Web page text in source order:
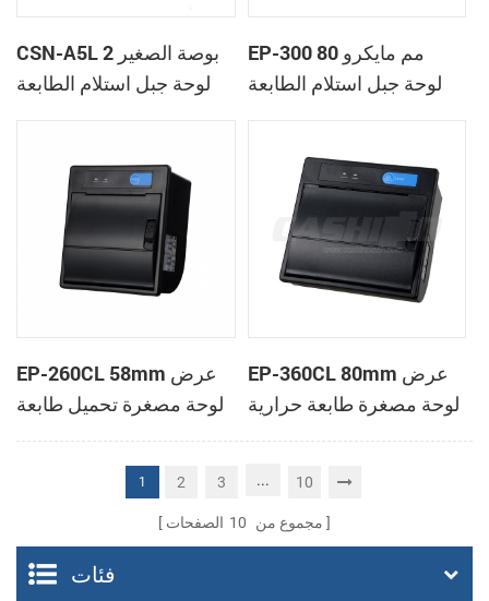
CSN-A5L 2 بوصة الصغير
لوحة جبل استلام الطابعة
EP-300 80 مم مايكرو
لوحة جبل استلام الطابعة
EP-260CL 58mm عرض
لوحة مصغرة تحميل طابعة
حرارية مع لصناعة
السيارات في القاطع
EP-360CL 80mm عرض
لوحة مصغرة طابعة حرارية
مع لصناعة السيارات في
1 2 3 ... 10
مجموع من 10 الصفحات
فئات